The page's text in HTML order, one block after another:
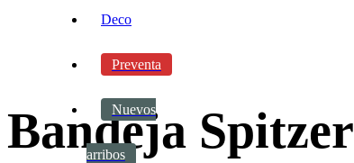
Deco
Preventa
Nuevos
arribos
Bandeja Spitzer